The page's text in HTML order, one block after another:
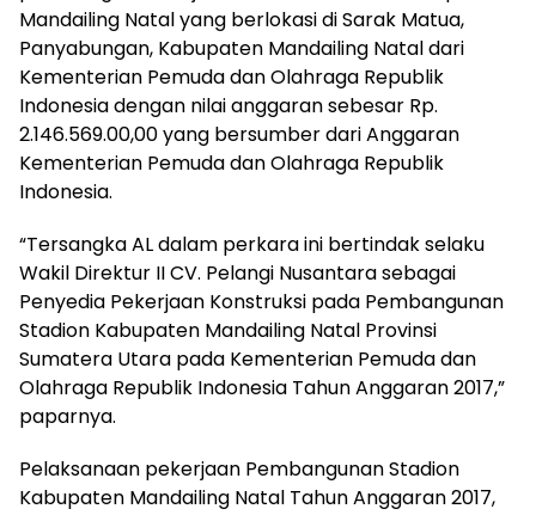
Mandailing Natal yang berlokasi di Sarak Matua,
Panyabungan, Kabupaten Mandailing Natal dari
Kementerian Pemuda dan Olahraga Republik
Indonesia dengan nilai anggaran sebesar Rp.
2.146.569.00,00 yang bersumber dari Anggaran
Kementerian Pemuda dan Olahraga Republik
Indonesia.
“Tersangka AL dalam perkara ini bertindak selaku
Wakil Direktur II CV. Pelangi Nusantara sebagai
Penyedia Pekerjaan Konstruksi pada Pembangunan
Stadion Kabupaten Mandailing Natal Provinsi
Sumatera Utara pada Kementerian Pemuda dan
Olahraga Republik Indonesia Tahun Anggaran 2017,”
paparnya.
Pelaksanaan pekerjaan Pembangunan Stadion
Kabupaten Mandailing Natal Tahun Anggaran 2017,